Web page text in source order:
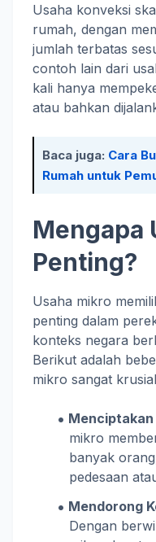
Usaha konveksi
rumah, dengan
jumlah terbatas
contoh lain dari
kali hanya
atau bahkan
Baca juga: Cara
Rumah untuk
Mengapa
Penting?
Usaha mikro
penting dalam
konteks negara
Berikut adalah
mikro sangat
Menciptakan
mikro
banyak
pedesaan
Mendorong
Dengan